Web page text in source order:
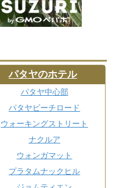
パタヤのホテル
パタヤ中心部
パタヤビーチロード
ウォーキングストリート
ナクルア
ウォンガマット
プラタムナックヒル